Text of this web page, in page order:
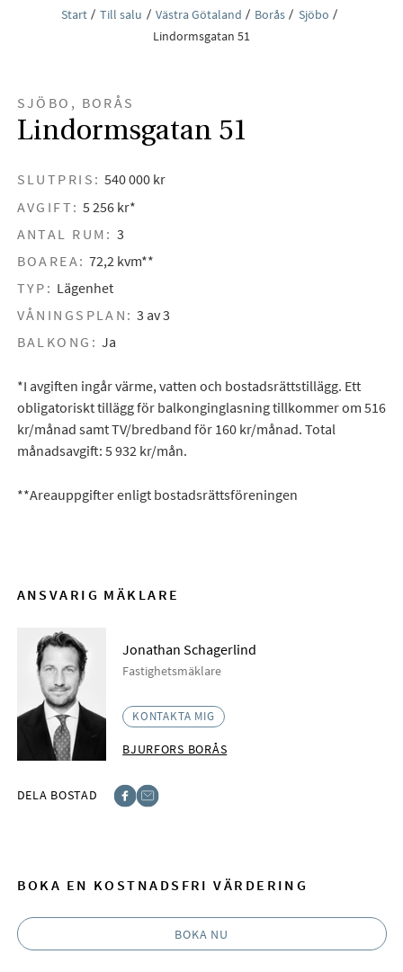
Start Till salu Västra Götaland Borås
Sjöbo
Lindormsgatan 51
SJÖBO, BORÅS
Lindormsgatan 51
SLUTPRIS: 540 000 kr
AVGIFT: 5 256 kr*
ANTAL RUM: 3
BOAREA: 72,2 kvm**
TYP: Lägenhet
VÅNINGSPLAN: 3 av 3
BALKONG: Ja
*I avgiften ingår värme, vatten och bostadsrättstillägg. Ett
obligatoriskt tillägg för balkonginglasning tillkommer om 516
kr/månad samt TV/bredband för 160 kr/månad. Total
månadsavgift: 5 932 kr/mån.
**Areauppgifter enligt bostadsrättsföreningen
ANSVARIG MÄKLARE
Jonathan Schagerlind
Fastighetsmäklare
KONTAKTA MIG
BJURFORS BORÅS
DELA BOSTAD
BOKA EN KOSTNADSFRI VÄRDERING
BOKA NU